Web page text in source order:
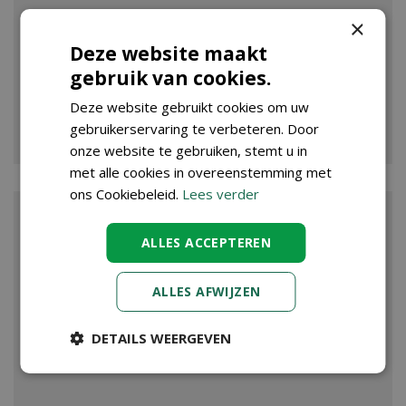
VIJVER
×
Deze website maakt
gebruik van cookies.
Deze website gebruikt cookies om uw
gebruikerservaring te verbeteren. Door
onze website te gebruiken, stemt u in
met alle cookies in overeenstemming met
ons Cookiebeleid. Lees verder
ALLES ACCEPTEREN
ALLES AFWIJZEN
DETAILS WEERGEVEN